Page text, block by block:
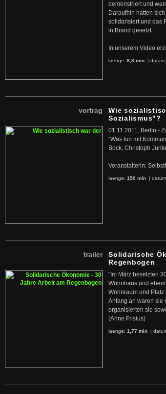
demonstriert und
Daraufhin hatten
solidarisiert und das
in Brand gesetzt.
In unserem Video
laenge: 8,3 min | datum:
vortrag
Wie
Sozialismus"?
01.11.2011, Berlin -
"Was tun mit
Bock, Christoph
Veranstalterin:
laenge: 150 min |
trailer
Solidarische
Regenbogen
"Im März besetzten
Wohnhaus und
Wohnraum und Platz
Anfang an waren sie
organisierten sie
(Anne Frisius)
laenge: 1,77 min |